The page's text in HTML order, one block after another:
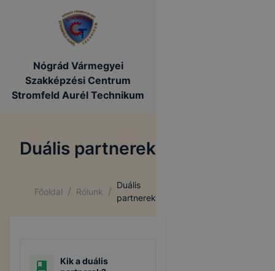
Nógrád Vármegyei
Szakképzési Centrum
Stromfeld Aurél Technikum
Duális partnerek
Főoldal / Rólunk /
Duális
partnerek
Kik a duális